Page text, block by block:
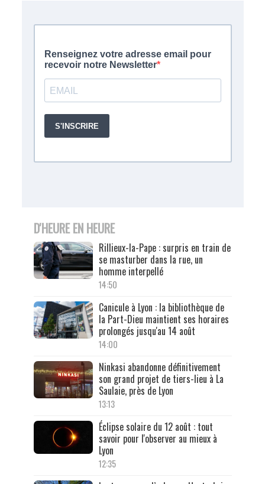
D'HEURE EN HEURE
Rillieux-la-Pape : surpris en train de
se masturber dans la rue, un
homme interpellé
14:50
Canicule à Lyon : la bibliothèque de
la Part-Dieu maintient ses horaires
prolongés jusqu'au 14 août
14:00
Ninkasi abandonne définitivement
son grand projet de tiers-lieu à La
Saulaie, près de Lyon
13:13
Éclipse solaire du 12 août : tout
savoir pour l'observer au mieux à
Lyon
12:35